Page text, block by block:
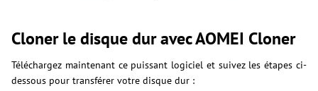
Cloner le disque dur avec AOMEI Cloner
Téléchargez maintenant ce puissant logiciel et suivez les étapes ci-
dessous pour transférer votre disque dur :